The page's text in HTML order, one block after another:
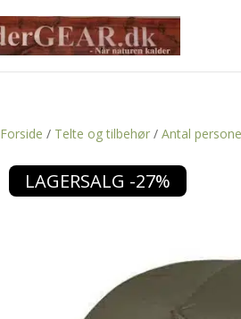
Forside / Telte og tilbehør /Antal
LAGERSALG -27%